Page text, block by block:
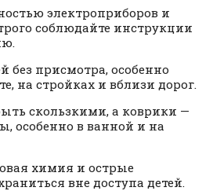
электроприборов и
соблюдайте инструкции
без присмотра, особенно
на стройках и вблизи дорог.
скользкими, а коврики —
особенно в ванной и на
химия и острые
вне доступа детей.